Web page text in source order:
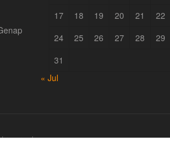
17
18 19 20 21 22
24
25 26 27 28 29
31
« Jul
reserved